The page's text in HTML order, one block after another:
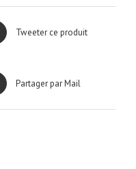
Tweeter ce produit
Partager par Mail